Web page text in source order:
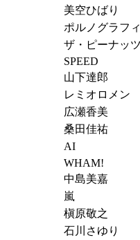
美空ひばり
ポルノグラフ
ザ・ピーナッ
SPEED
山下達郎
レミオロメン
広瀬香美
桑田佳祐
AI
WHAM!
中島美嘉
嵐
槇原敬之
石川さゆり